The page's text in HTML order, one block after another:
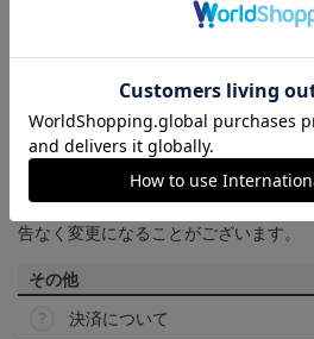
商品画像は、お使いのパソコンのモニ
のメーカー・機種・画面設定等により
て見える場合がございます。あらかじ
【仕様について】
告なく変更になることがございます。
その他
決済について